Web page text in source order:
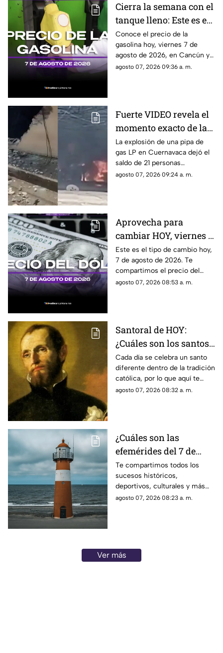
Cierra la semana con el
tanque lleno: Este es el
precio de la gasolina
HOY, viernes 7 de
agosto de 2026, en
Quintana Roo
Conoce el precio de la
gasolina hoy, viernes 7 de
agosto de 2026, en Cancún y
el resto de Quintana Roo. Este
agosto 07, 2026 09:36 a. m.
Fuerte VIDEO revela el
momento exacto de la
3xpl0s1ón de pipa de
gas LP que dejó a 21
personas l3s10n4d4s:
Esto se sabe sobre lo
La explosión de una pipa de
gas LP en Cuernavaca dejó el
saldo de 21 personas
lesionadas y en redes sociales
agosto 07, 2026 09:24 a. m.
Aprovecha para
cambiar HOY, viernes 7
de agosto de 2026: Este
es el precio del dólar
estadounidense en
Cancún
Este es el tipo de cambio hoy,
7 de agosto de 2026. Te
compartimos el precio del
dólar hoy en Cancún, así como
agosto 07, 2026 08:53 a. m.
Santoral de HOY:
¿Cuáles son los santos
que se celebran este
viernes 7 de agosto de
2026?
Cada día se celebra un santo
diferente dentro de la tradición
católica, por lo que aquí te
compartimos el santoral
agosto 07, 2026 08:32 a. m.
¿Cuáles son las
efemérides del 7 de
agosto? Esto se celebra
un día como hoy en
México y el mundo
Te compartimos todos los
sucesos históricos,
deportivos, culturales y más
que marcaron las efemérides
agosto 07, 2026 08:23 a. m.
Ver más